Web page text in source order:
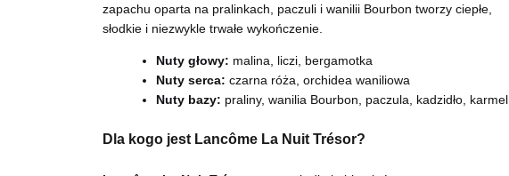
zapachu oparta na pralinkach, paczuli i wanilii Bourbon tworzy ciepłe,
słodkie i niezwykle trwałe wykończenie.
Nuty głowy: malina, liczi, bergamotka
Nuty serca: czarna róża, orchidea waniliowa
Nuty bazy: praliny, wanilia Bourbon, paczula, kadzidło, karmel
Dla kogo jest Lancôme La Nuit Trésor?